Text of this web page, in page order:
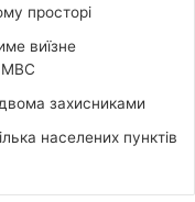
просторі
виїзне
МВС
захисниками
населених пунктів